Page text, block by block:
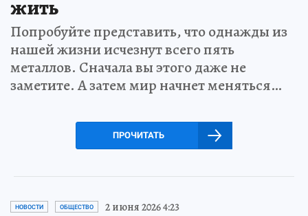
жить
Попробуйте представить, что однажды из
нашей жизни исчезнут всего пять
металлов. Сначала вы этого даже не
заметите. А затем мир начнет меняться…
ПРОЧИТАТЬ
НОВОСТИ ОБЩЕСТВО 2 июня 2026 4:23